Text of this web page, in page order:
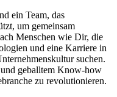
ein Team, das
um gemeinsam
Menschen wie Dir, die
und eine Karriere in
suchen.
geballtem Know-how
zu revolutionieren.